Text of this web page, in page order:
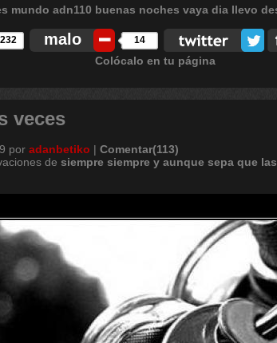
malo 14
Colócalo en tu página
veces
por adanbetiko | Comentar(113)
de siempre siempre y aunque sepa que las